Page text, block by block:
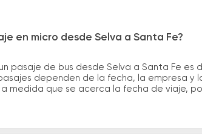
en micro desde Selva a Santa Fe?
pasaje de bus desde Selva a Santa Fe
dependen de la fecha, la empresa y
medida que se acerca la fecha de viaje,